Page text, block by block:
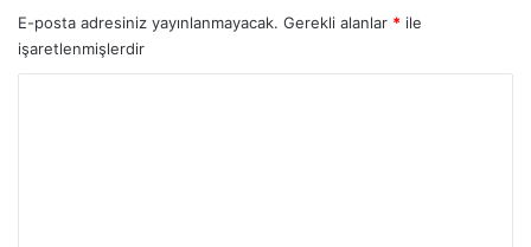
E-posta adresiniz yayınlanmayacak. Gerekli alanlar * ile
işaretlenmişlerdir